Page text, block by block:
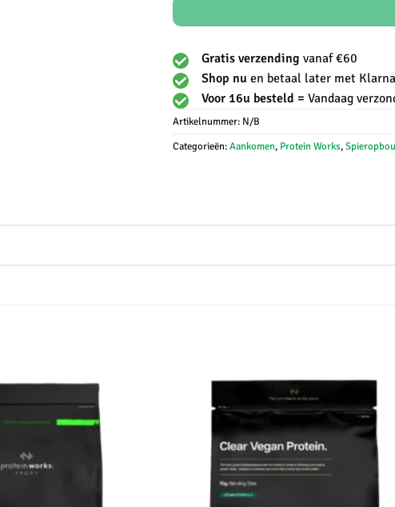
Gratis verzending vanaf €60
Shop nu en betaal later met Klarna
Voor 16u besteld = Vandaag
Artikelnummer: N/B
Categorieën:Aankomen, Protein Works,